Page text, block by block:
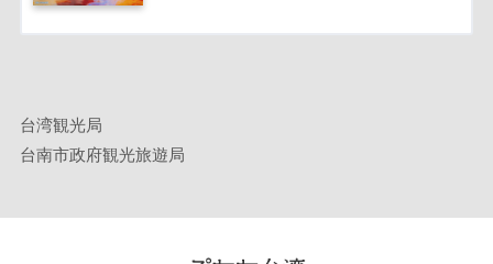
台湾観光局
台南市政府観光旅遊局